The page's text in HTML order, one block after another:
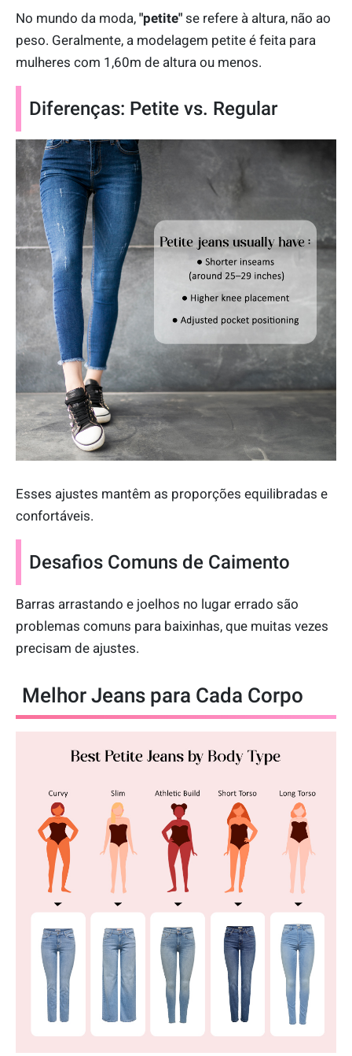
No mundo da moda, "petite" se refere à altura, não ao
peso. Geralmente, a modelagem petite é feita para
mulheres com 1,60m de altura ou menos.
Diferenças: Petite vs. Regular
Esses ajustes mantêm as proporções equilibradas e
confortáveis.
Desafios Comuns de Caimento
Barras arrastando e joelhos no lugar errado são
problemas comuns para baixinhas, que muitas vezes
precisam de ajustes.
Melhor Jeans para Cada Corpo